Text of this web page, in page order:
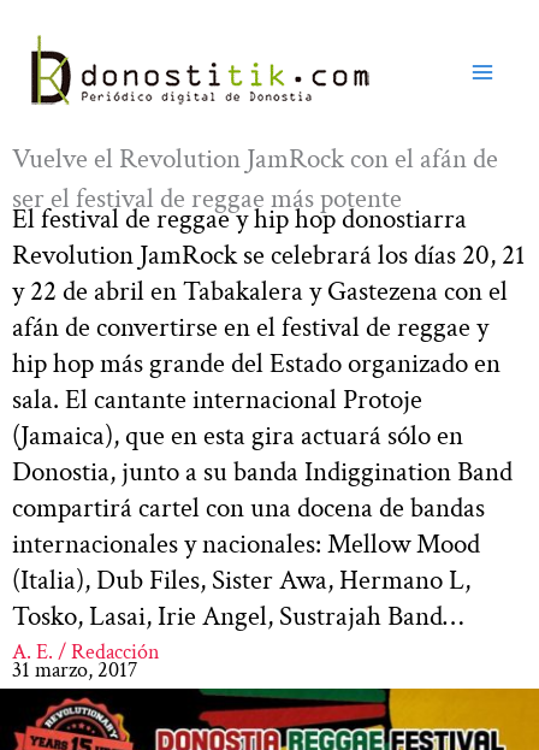
contenido
Vuelve el Revolution JamRock con el afán de
ser el festival de reggae más potente
El festival de reggae y hip hop donostiarra
Revolution JamRock se celebrará los días 20, 21
y 22 de abril en Tabakalera y Gastezena con el
afán de convertirse en el festival de reggae y
hip hop más grande del Estado organizado en
sala. El cantante internacional Protoje
(Jamaica), que en esta gira actuará sólo en
Donostia, junto a su banda Indiggination Band
compartirá cartel con una docena de bandas
internacionales y nacionales: Mellow Mood
(Italia), Dub Files, Sister Awa, Hermano L,
Tosko, Lasai, Irie Angel, Sustrajah Band…
A. E. / Redacción
31 marzo, 2017